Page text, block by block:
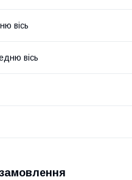
вісь
вісь